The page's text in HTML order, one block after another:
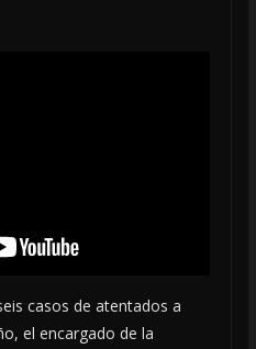
casos de atentados a
el encargado de la